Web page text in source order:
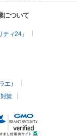
について
ィ24」
エ）
策